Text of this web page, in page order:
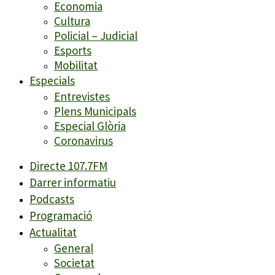
Economia
Cultura
Policial – Judicial
Esports
Mobilitat
Especials
Entrevistes
Plens Municipals
Especial Glòria
Coronavirus
Directe 107.7FM
Darrer informatiu
Podcasts
Programació
Actualitat
General
Societat